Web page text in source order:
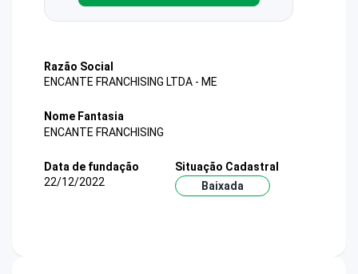
Razão Social
ENCANTE FRANCHISING LTDA - ME
Nome Fantasia
ENCANTE FRANCHISING
Data de fundação
22/12/2022
Situação Cadastral
Baixada